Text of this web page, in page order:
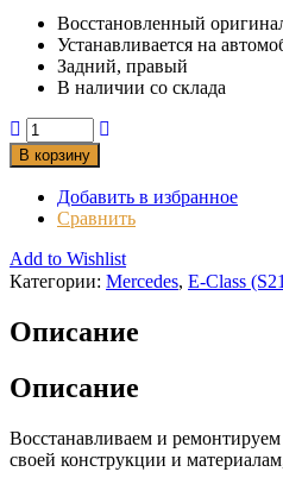
Восстановленный
Устанавливается на
Задний, правый
В наличии со склада
В корзину
Добавить в избранное
Сравнить
Add to Wishlist
Категории: Mercedes, Е-Class
Описание
Описание
Восстанавливаем и
своей конструкции и